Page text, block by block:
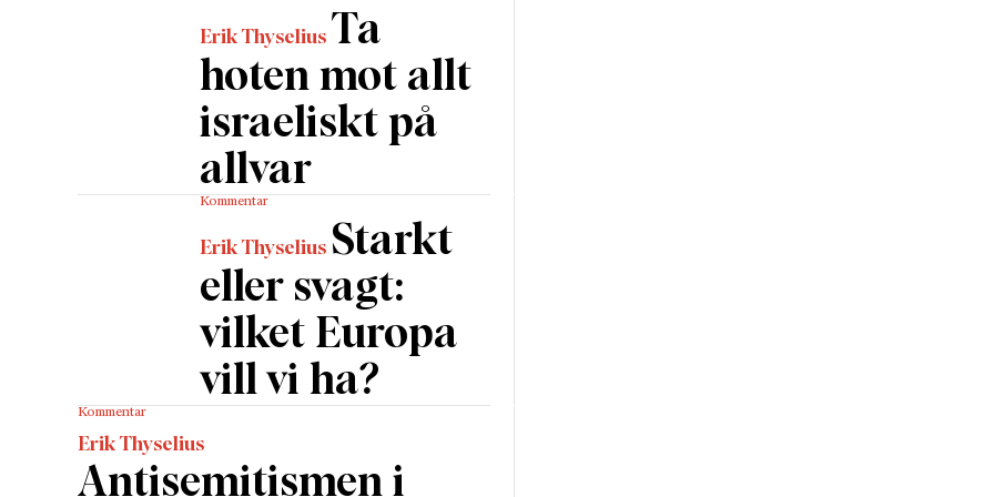
Erik Thyselius Ta
hoten mot allt
israeliskt på
allvar
Kommentar
Erik Thyselius Starkt
eller svagt:
vilket Europa
vill vi ha?
Kommentar
Erik Thyselius
Antisemitismen i